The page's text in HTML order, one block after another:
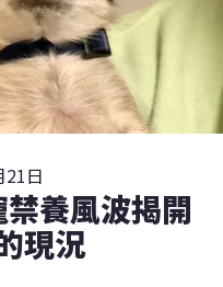
21日
養風波揭開
現況